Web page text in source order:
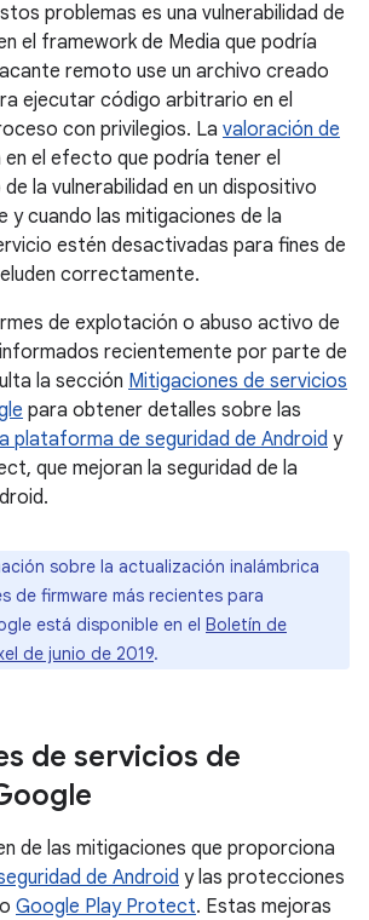
problemas es una vulnerabilidad de
el framework de Media que podría
remoto use un archivo creado
ejecutar código arbitrario en el
con privilegios. La valoración de
en el efecto que podría tener el
la vulnerabilidad en un dispositivo
y cuando las mitigaciones de la
estén desactivadas para fines de
correctamente.
de explotación o abuso activo de
recientemente por parte de
la sección Mitigaciones de servicios
para obtener detalles sobre las
plataforma de seguridad de Android y
que mejoran la seguridad de la
sobre la actualización inalámbrica
de firmware más recientes para
está disponible en el Boletín de
de junio de 2019.
de servicios de
de las mitigaciones que proporciona
de Android y las protecciones
Google Play Protect. Estas mejoras